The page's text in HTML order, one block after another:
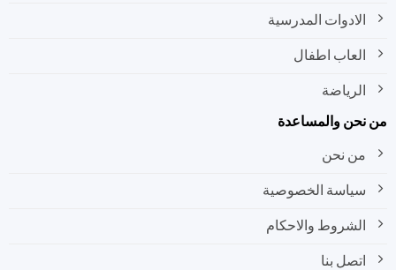
الادوات المدرسية
العاب اطفال
الرياضة
والمساعدة
من نحن
سياسة الخصوصية
الشروط والاحكام
اتصل بنا